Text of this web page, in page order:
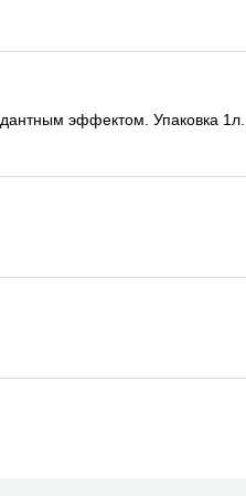
эффектом. Упаковка 1л.